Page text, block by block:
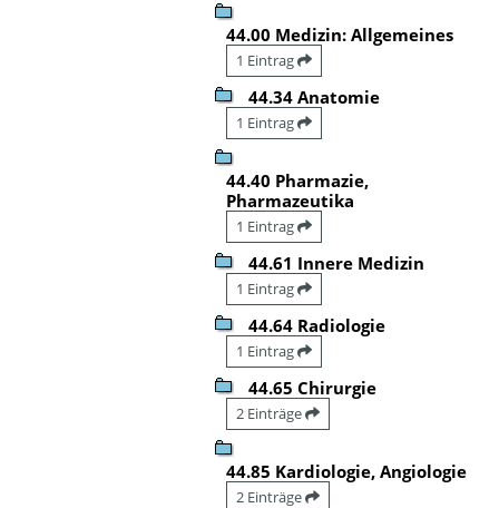
44.00 Medizin: Allgemeines
1 Eintrag
44.34 Anatomie
1 Eintrag
44.40 Pharmazie,
Pharmazeutika
1 Eintrag
44.61 Innere Medizin
1 Eintrag
44.64 Radiologie
1 Eintrag
44.65 Chirurgie
2 Einträge
44.85 Kardiologie, Angiologie
2 Einträge